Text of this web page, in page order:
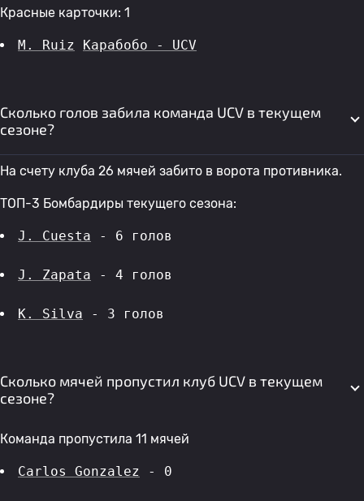
Красные карточки: 1
M. Ruiz Карабобо - UCV
Сколько голов забила команда UCV в текущем
сезоне?
На счету клуба 26 мячей забито в ворота противника.
ТОП-3 Бомбардиры текущего сезона:
J. Cuesta - 6 голов
J. Zapata - 4 голов
K. Silva - 3 голов
Сколько мячей пропустил клуб UCV в текущем
сезоне?
Команда пропустила 11 мячей
Carlos Gonzalez - 0